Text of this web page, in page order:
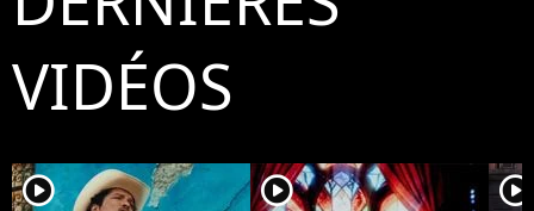
VIDÉOS
player2 player2 player2